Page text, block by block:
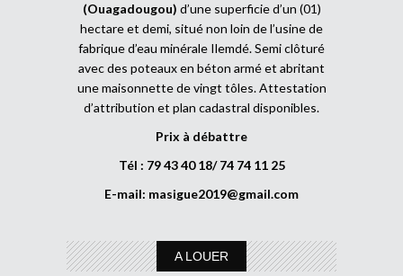
(Ouagadougou) d’une superficie d’un (01)
hectare et demi, situé non loin de l’usine de
fabrique d’eau minérale Ilemdé. Semi clôturé
avec des poteaux en béton armé et abritant
une maisonnette de vingt tôles. Attestation
d’attribution et plan cadastral disponibles.
Prix à débattre
Tél : 79 43 40 18/ 74 74 11 25
E-mail: masigue2019@gmail.com
A LOUER